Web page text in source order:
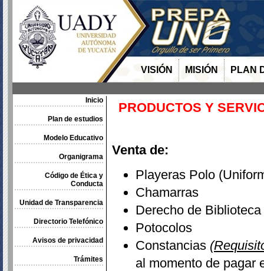
VISIÓN MISIÓN PLAN
Inicio
Plan de estudios
Modelo Educativo
Organigrama
Código de Ética y
Conducta
Unidad de Transparencia
Directorio Telefónico
Avisos de privacidad
Trámites
PRODUCTOS Y
Venta de:
Playeras Polo
Chamarras
Derecho de Biblioteca
Potocolos
Constancias
al momento de pagar